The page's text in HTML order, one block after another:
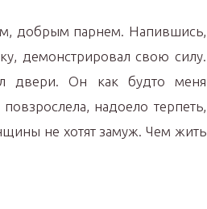
добрым парнем. Напившись,
демонстрировал свою силу.
двери. Он как будто меня
надоело терпеть,
не хотят замуж. Чем жить